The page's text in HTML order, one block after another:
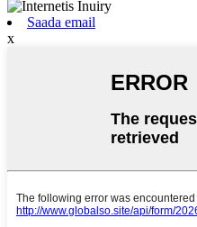
Saada email
x